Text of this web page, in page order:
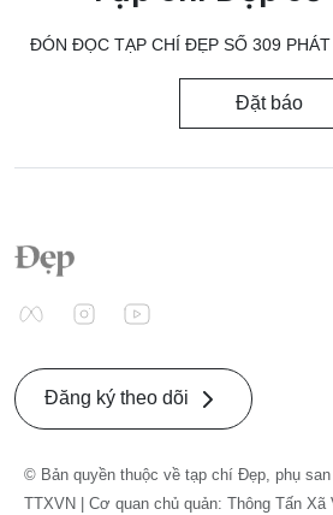
ĐÓN ĐỌC TẠP CHÍ ĐẸP SỐ 309 PHÁT
Đặt báo
Đăng ký theo dõi
© Bản quyền thuộc về tạp chí Đẹp, phụ
TTXVN | Cơ quan chủ quản: Thông Tấn